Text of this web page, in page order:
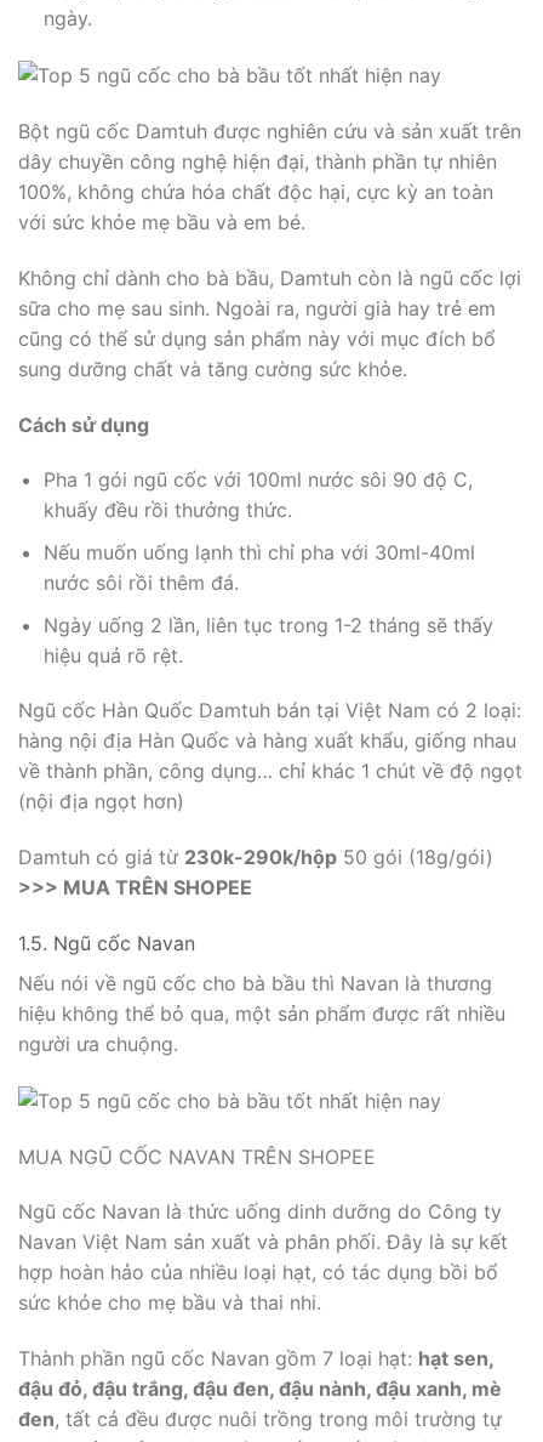
ngày.
Bột ngũ cốc Damtuh được nghiên cứu và sản xuất trên
dây chuyền công nghệ hiện đại, thành phần tự nhiên
100%, không chứa hóa chất độc hại, cực kỳ an toàn
với sức khỏe mẹ bầu và em bé.
Không chỉ dành cho bà bầu, Damtuh còn là ngũ cốc lợi
sữa cho mẹ sau sinh. Ngoài ra, người già hay trẻ em
cũng có thể sử dụng sản phẩm này với mục đích bổ
sung dưỡng chất và tăng cường sức khỏe.
Cách sử dụng
Pha 1 gói ngũ cốc với 100ml nước sôi 90 độ C,
khuấy đều rồi thưởng thức.
Nếu muốn uống lạnh thì chỉ pha với 30ml-40ml
nước sôi rồi thêm đá.
Ngày uống 2 lần, liên tục trong 1-2 tháng sẽ thấy
hiệu quả rõ rệt.
Ngũ cốc Hàn Quốc Damtuh bán tại Việt Nam có 2 loại:
hàng nội địa Hàn Quốc và hàng xuất khẩu, giống nhau
về thành phần, công dụng… chỉ khác 1 chút về độ ngọt
(nội địa ngọt hơn)
Damtuh có giá từ 230k-290k/hộp 50 gói (18g/gói)
>>> MUA TRÊN SHOPEE
1.5. Ngũ cốc Navan
Nếu nói về ngũ cốc cho bà bầu thì Navan là thương
hiệu không thể bỏ qua, một sản phẩm được rất nhiều
người ưa chuộng.
MUA NGŨ CỐC NAVAN TRÊN SHOPEE
Ngũ cốc Navan là thức uống dinh dưỡng do Công ty
Navan Việt Nam sản xuất và phân phối. Đây là sự kết
hợp hoàn hảo của nhiều loại hạt, có tác dụng bồi bổ
sức khỏe cho mẹ bầu và thai nhi.
Thành phần ngũ cốc Navan gồm 7 loại hạt: hạt sen,
đậu đỏ, đậu trắng, đậu đen, đậu nành, đậu xanh, mè
đen, tất cả đều được nuôi trồng trong môi trường tự